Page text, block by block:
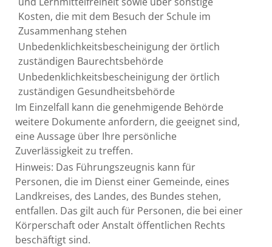
Kosten, die mit dem Besuch der Schule im
Zusammenhang stehen
Unbedenklichkeitsbescheinigung der örtlich
zuständigen Baurechtsbehörde
Unbedenklichkeitsbescheinigung der örtlich
zuständigen Gesundheitsbehörde
Im Einzelfall kann die genehmigende Behörde
weitere Dokumente anfordern, die geeignet sind,
eine Aussage über Ihre persönliche
Zuverlässigkeit zu treffen.
Hinweis: Das Führungszeugnis kann für
Personen, die im Dienst einer Gemeinde, eines
Landkreises, des Landes, des Bundes stehen,
entfallen. Das gilt auch für Personen, die bei einer
Körperschaft oder Anstalt öffentlichen Rechts
beschäftigt sind.